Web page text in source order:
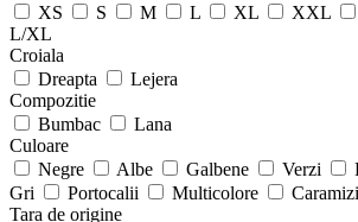
XS
S M L XL XXL
L/XL
Croiala
Dreapta
Lejera
Compozitie
Bumbac
Lana
Culoare
Negre
Albe Galbene Verzi
Gri
Portocalii Multicolore
Tara de origine